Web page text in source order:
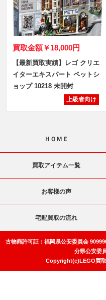
買取金額￥18,000円
【最新買取実績】レゴ クリエ
イターエキスパート ペットシ
ョップ 10218 未開封
上級者向け
ＨＯＭＥ
買取アイテム一覧
お客様の声
宅配買取の流れ
古物商許可証：福岡県公安委員会
分県公安委
Copyright(c)LEGO買